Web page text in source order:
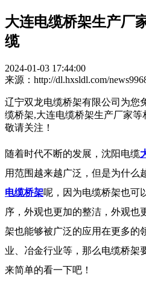
大连电缆桥架生产厂
缆
2024-01-03 17:44:00
来源：http://dl.hxsldl.com/
辽宁双龙电缆桥架有限公司为您
缆桥架,大连电缆桥架生产厂家等
敬请关注！
随着时代不断的发展，沈阳电缆
用范围越来越广泛，但是为什么
电缆桥架呢，因为电缆桥架也可
序，外观也更加的整洁，外观也
架也能够被广泛的应用在更多的
业、冶金行业等，那么电缆桥架
来简单的看一下吧！